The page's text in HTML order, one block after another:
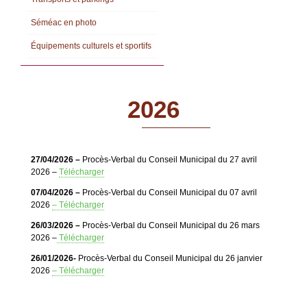
Séméac en photo
Équipements culturels et sportifs
2026
27/04/2026 –Procès-Verbal du Conseil Municipal du 27 avril
2026 – Télécharger
07/04/2026 –Procès-Verbal du Conseil Municipal du 07 avril
2026 – Télécharger
26/03/2026 –Procès-Verbal du Conseil Municipal du 26 mars
2026 –Télécharger
26/01/2026-Procès-Verbal du Conseil Municipal du 26 janvier
2026 – Télécharger